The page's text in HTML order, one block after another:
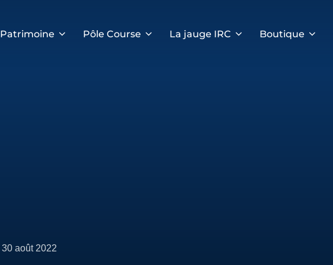
Patrimoine Pôle Course La jauge IRC Boutique
Publié
30 août 2022